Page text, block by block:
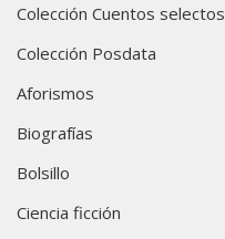
Colección Cuentos selectos
Colección Posdata
Aforismos
Biografías
Bolsillo
Ciencia ficción